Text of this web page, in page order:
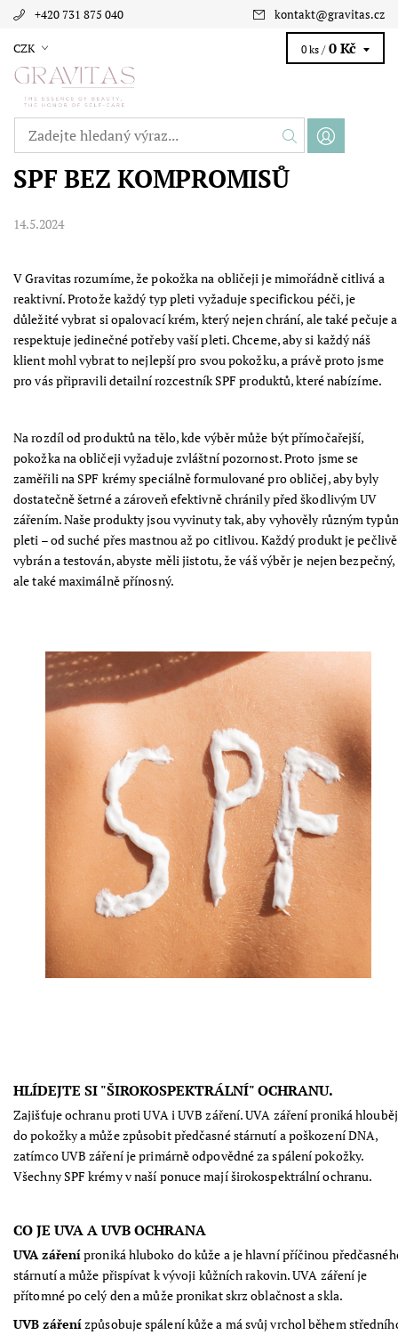
+420 731 875 040 kontakt@gravitas.cz
CZK 0 ks / 0 Kč
SPF BEZ KOMPROMISŮ
14.5.2024
V Gravitas rozumíme, že pokožka na obličeji je mimořádně citlivá a
reaktivní. Protože každý typ pleti vyžaduje specifickou péči, je
důležité vybrat si opalovací krém, který nejen chrání, ale také pečuje a
respektuje jedinečné potřeby vaší pleti. Chceme, aby si každý náš
klient mohl vybrat to nejlepší pro svou pokožku, a právě proto jsme
pro vás připravili detailní rozcestník SPF produktů, které nabízíme.
Na rozdíl od produktů na tělo, kde výběr může být přímočařejší,
pokožka na obličeji vyžaduje zvláštní pozornost. Proto jsme se
zaměřili na SPF krémy speciálně formulované pro obličej, aby byly
dostatečně šetrné a zároveň efektivně chránily před škodlivým UV
zářením. Naše produkty jsou vyvinuty tak, aby vyhověly různým
pleti – od suché přes mastnou až po citlivou. Každý produkt je pečlivě
vybrán a testován, abyste měli jistotu, že váš výběr je nejen bezpečný,
ale také maximálně přínosný.
HLÍDEJTE SI "ŠIROKOSPEKTRÁLNÍ" OCHRANU.
Zajišťuje ochranu proti UVA i UVB záření. UVA záření proniká
do pokožky a může způsobit předčasné stárnutí a poškození DNA,
zatímco UVB záření je primárně odpovědné za spálení pokožky.
Všechny SPF krémy v naší ponuce mají širokospektrální ochranu.
CO JE UVA A UVB OCHRANA
UVA zářeníproniká hluboko do kůže a je hlavní příčinou
stárnutí a může přispívat k vývoji kůžních rakovin. UVA záření je
přítomné po celý den a může pronikat skrz oblačnost a skla.
UVB zářenízpůsobuje spálení kůže a má svůj vrchol během